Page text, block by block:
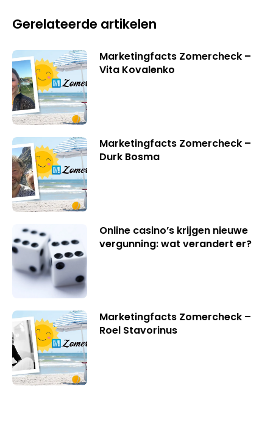
Gerelateerde artikelen
Marketingfacts Zomercheck –
Vita Kovalenko
Marketingfacts Zomercheck –
Durk Bosma
Online casino’s krijgen nieuwe
vergunning: wat verandert er?
Marketingfacts Zomercheck –
Roel Stavorinus